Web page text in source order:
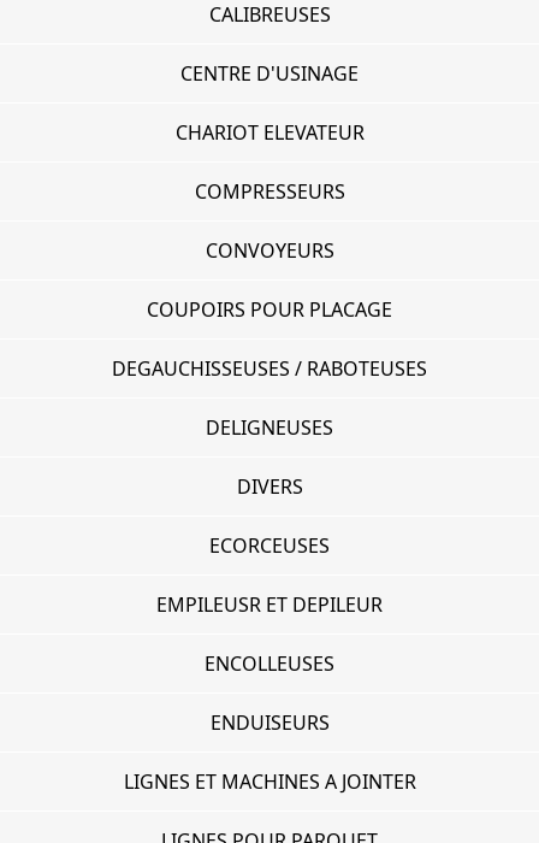
CALIBREUSES
CENTRE D'USINAGE
CHARIOT ELEVATEUR
COMPRESSEURS
CONVOYEURS
COUPOIRS POUR PLACAGE
DEGAUCHISSEUSES / RABOTEUSES
DELIGNEUSES
DIVERS
ECORCEUSES
EMPILEUSR ET DEPILEUR
ENCOLLEUSES
ENDUISEURS
LIGNES ET MACHINES A JOINTER